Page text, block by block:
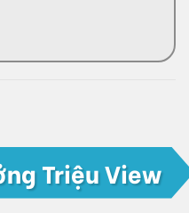
Triệu View